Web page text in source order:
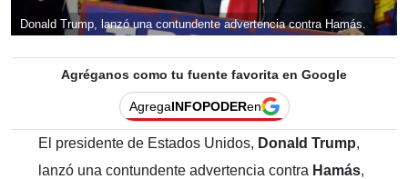
Donald Trump, lanzó una contundente advertencia contra Hamás.
Agréganos como tu fuente favorita en Google
AgregaINFOPODERen
El presidente de Estados Unidos, Donald Trump,
lanzó una contundente advertencia contra Hamás,